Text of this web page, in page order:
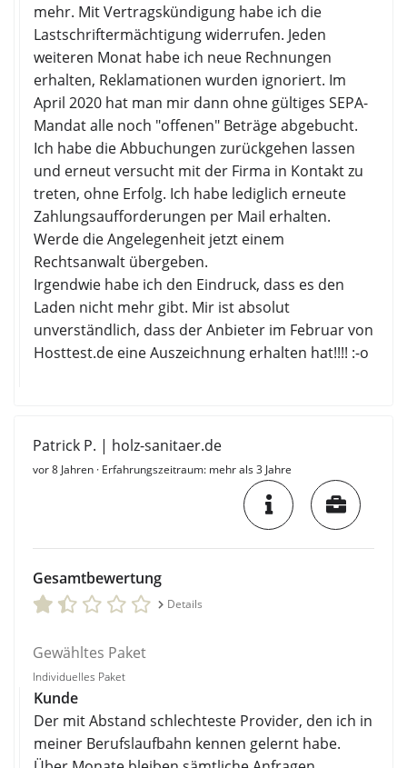
mehr. Mit Vertragskündigung habe ich die
Lastschriftermächtigung widerrufen. Jeden
weiteren Monat habe ich neue Rechnungen
erhalten, Reklamationen wurden ignoriert. Im
April 2020 hat man mir dann ohne gültiges SEPA-
Mandat alle noch "offenen" Beträge abgebucht.
Ich habe die Abbuchungen zurückgehen lassen
und erneut versucht mit der Firma in Kontakt zu
treten, ohne Erfolg. Ich habe lediglich erneute
Zahlungsaufforderungen per Mail erhalten.
Werde die Angelegenheit jetzt einem
Rechtsanwalt übergeben.
Irgendwie habe ich den Eindruck, dass es den
Laden nicht mehr gibt. Mir ist absolut
unverständlich, dass der Anbieter im Februar von
Hosttest.de eine Auszeichnung erhalten hat!!!! :-o
Patrick P. | holz-sanitaer.de
vor 8 Jahren · Erfahrungszeitraum: mehr als 3 Jahre
Gesamtbewertung
Details
Gewähltes Paket
Individuelles Paket
Kunde
Der mit Abstand schlechteste Provider, den ich in
meiner Berufslaufbahn kennen gelernt habe.